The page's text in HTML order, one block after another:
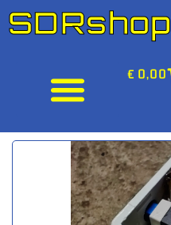
SDRshop
€ 0,00